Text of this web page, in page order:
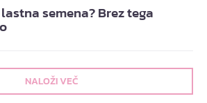
semena? Brez tega
NALOŽI VEČ